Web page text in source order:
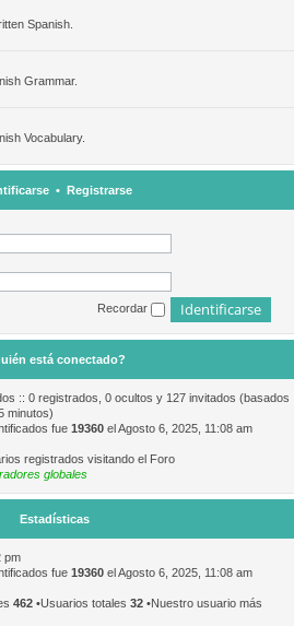
Spanish.
Grammar.
Vocabulary.
• Registrarse
Recordar
está conectado?
:: 0 registrados, 0 ocultos y 127 invitados (basados
minutos)
fue 19360 el Agosto 6, 2025, 11:08 am
registrados visitando el Foro
globales
Estadísticas
pm
fue 19360 el Agosto 6, 2025, 11:08 am
462 •Usuarios totales 32 •Nuestro usuario más